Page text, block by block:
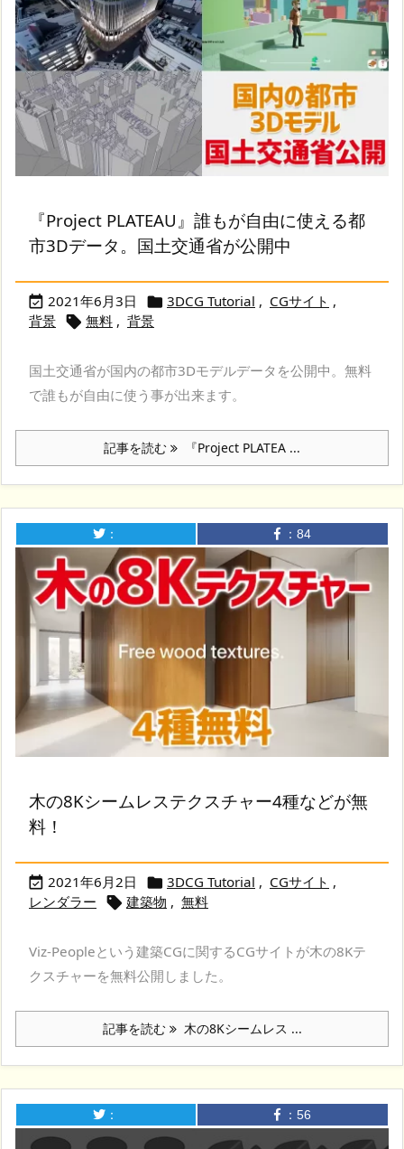
『Project PLATEAU』誰もが自由に使える都
市3Dデータ。国土交通省が公開中
 2021年6月3日  3DCG Tutorial , CGサイト ,
背景  無料 , 背景
国土交通省が国内の都市3Dモデルデータを公開中。無料
で誰もが自由に使う事が出来ます。
記事を読む 『Project PLATEA ...
： ： 84
木の8Kシームレステクスチャー4種などが無
料！
 2021年6月2日  3DCG Tutorial , CGサイト ,
レンダラー
 建築物 , 無料
Viz-Peopleという建築CGに関するCGサイトが木の8Kテ
クスチャーを無料公開しました。
記事を読む 木の8Kシームレス ...
： ： 56